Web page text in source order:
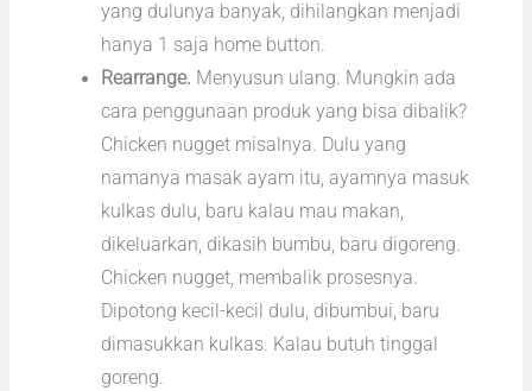
yang dulunya banyak, dihilangkan menjadi
hanya 1 saja home button.
Rearrange. Menyusun ulang. Mungkin ada
cara penggunaan produk yang bisa dibalik?
Chicken nugget misalnya. Dulu yang
namanya masak ayam itu, ayamnya masuk
kulkas dulu, baru kalau mau makan,
dikeluarkan, dikasih bumbu, baru digoreng.
Chicken nugget, membalik prosesnya.
Dipotong kecil-kecil dulu, dibumbui, baru
dimasukkan kulkas. Kalau butuh tinggal
goreng.